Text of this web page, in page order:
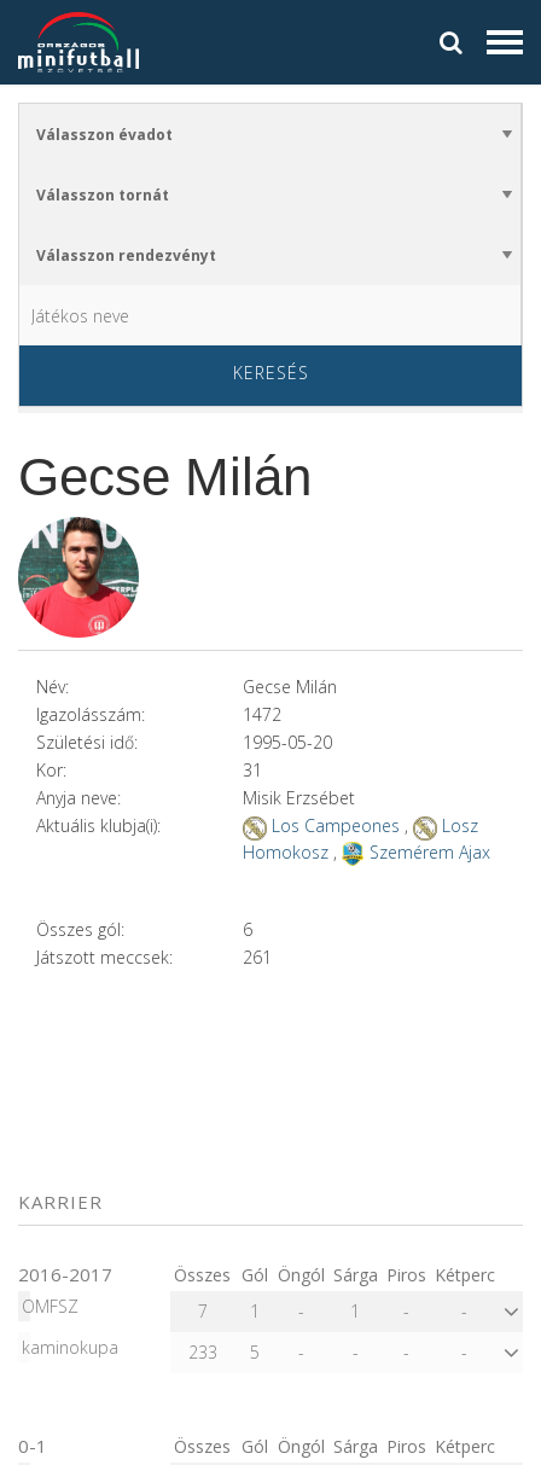
KERESÉS
Gecse Milán
Név:
Gecse Milán
Igazolásszám:
1472
Születési idő:
1995-05-20
Kor:
31
Anyja neve:
Misik Erzsébet
Aktuális klubja(i):
Los Campeones ,
Losz
Homokosz, Szemérem Ajax
Összes gól:
6
Játszott meccsek:
261
KARRIER
2016-2017 Összes Gól Öngól Sárga Piros Kétperc
OMFSZ
7 1 - 1 -
-
kaminokupa
233 5 - - - -
0-1 Összes Gól Öngól Sárga Piros Kétperc